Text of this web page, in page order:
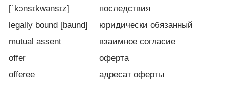
[ˈkɔnsɪkwənsɪz]
последствия
legally bound [baund]
юридически обязанный
mutual assent
взаимное согласие
offer
оферта
offeree
адресат оферты